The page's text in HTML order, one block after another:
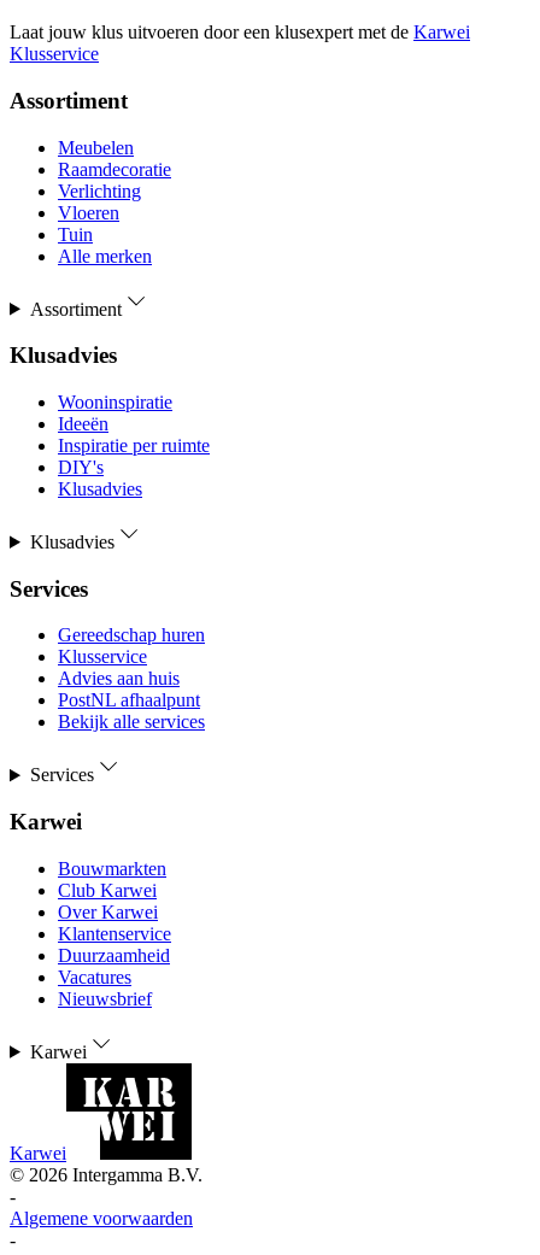
Laat jouw klus uitvoeren door een klusexpert met de Karwei
Klusservice
Assortiment
Meubelen
Raamdecoratie
Verlichting
Vloeren
Tuin
Alle merken
Assortiment
Klusadvies
Wooninspiratie
Ideeën
Inspiratie per ruimte
DIY's
Klusadvies
Klusadvies
Services
Gereedschap huren
Klusservice
Advies aan huis
PostNL afhaalpunt
Bekijk alle services
Services
Karwei
Bouwmarkten
Club Karwei
Over Karwei
Klantenservice
Duurzaamheid
Vacatures
Nieuwsbrief
Karwei
Karwei
© 2026 Intergamma B.V.
-
Algemene voorwaarden
-